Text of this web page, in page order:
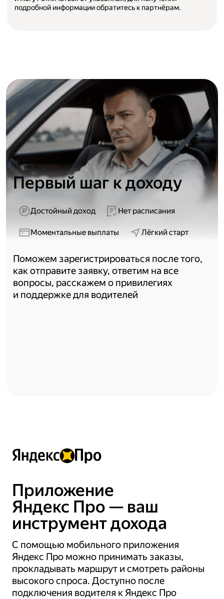
подробной информации обратитесь к партнёрам.
Первый шаг к доходу
Достойный доход Нет расписания
Моментальные выплаты Лёгкий старт
Поможем зарегистрироваться после того,
как отправите заявку, ответим на все
вопросы, расскажем о привилегиях
и поддержке для водителей
Приложение
Яндекс Про — ваш
инструмент дохода
С помощью мобильного приложения
Яндекс Про можно принимать заказы,
прокладывать маршрут и смотреть районы
высокого спроса. Доступно после
подключения водителя к Яндекс Про